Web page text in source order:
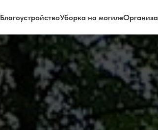
БлагоустройствоУборка на могиле